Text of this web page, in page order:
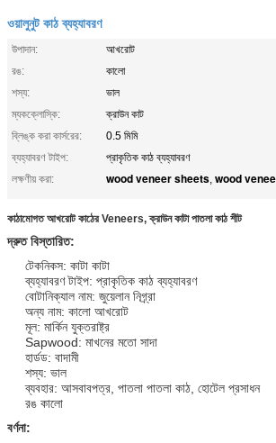
ওয়ালুনুট কাঠ ব্যহ্যাবরণ
উপাদান:
আখরোট
রঙ:
কালো
শস্য:
ভাল
ম্যকক্লোস্কি:
ক্রাউন কাট
ব্লিঙ্ক করা কার্সরের:
0.5 মিমি
ব্যহ্যাবরণ টাইপ:
প্রাকৃতিক কাঠ ব্যহ্যাবরণ
লক্ষণীয় করা:
wood veneer sheets, wood
কাঠামোগত আখরোট কাঠের Veneers, ক্রাউন কাটা পাতলা কাঠ শীট
দ্রুত বিস্তারিত:
টেকনিকস: কাটা কাটা
ব্যহ্যাবরণ টাইপ: প্রাকৃতিক কাঠ ব্যহ্যাবরণ
বোটানিক্যাল নাম: জুয়েলান নিগ্র্রা
অন্য নাম: কালো আখরোট
মূল: মার্কিন যুক্তরাষ্ট্র
Sapwood: মাখনের মতো সাদা
হার্ডড: বাদামী
শস্য: ভাল
ব্যবহার: আসবাবপত্র, পাতলা পাতলা কাঠ, হোটেল প্রসাধন
রঙ কালো
বর্ণনা: